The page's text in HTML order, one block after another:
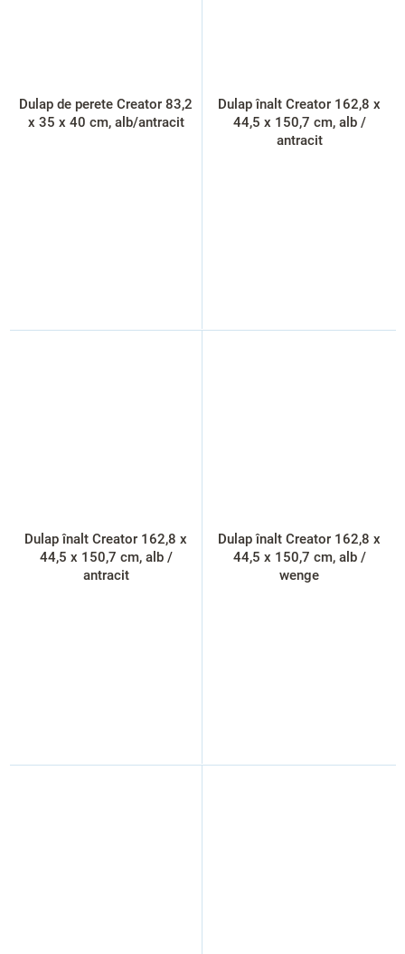
Dulap de perete Creator 83,2
x 35 x 40 cm, alb/antracit
Dulap înalt Creator 162,8 x
44,5 x 150,7 cm, alb /
antracit
Dulap înalt Creator 162,8 x
44,5 x 150,7 cm, alb /
antracit
Dulap înalt Creator 162,8 x
44,5 x 150,7 cm, alb /
wenge